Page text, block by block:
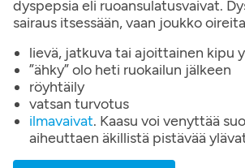
dyspepsia eli ruoansulatusvaivat.
sairaus itsessään, vaan joukko
lievä, jatkuva tai ajoittainen kipu
”ähky” olo heti ruokailun jälkeen
röyhtäily
vatsan turvotus
ilmavaivat. Kaasu voi venyttää
aiheuttaen äkillistä pistävää